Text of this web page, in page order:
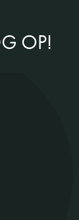
OP!